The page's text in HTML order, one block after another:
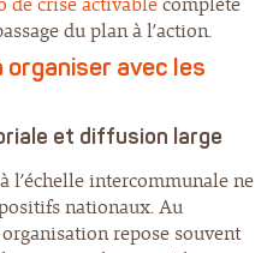
du plan à l’action.
organiser avec les
et diffusion large
l’échelle intercommunale ne
nationaux. Au
repose souvent